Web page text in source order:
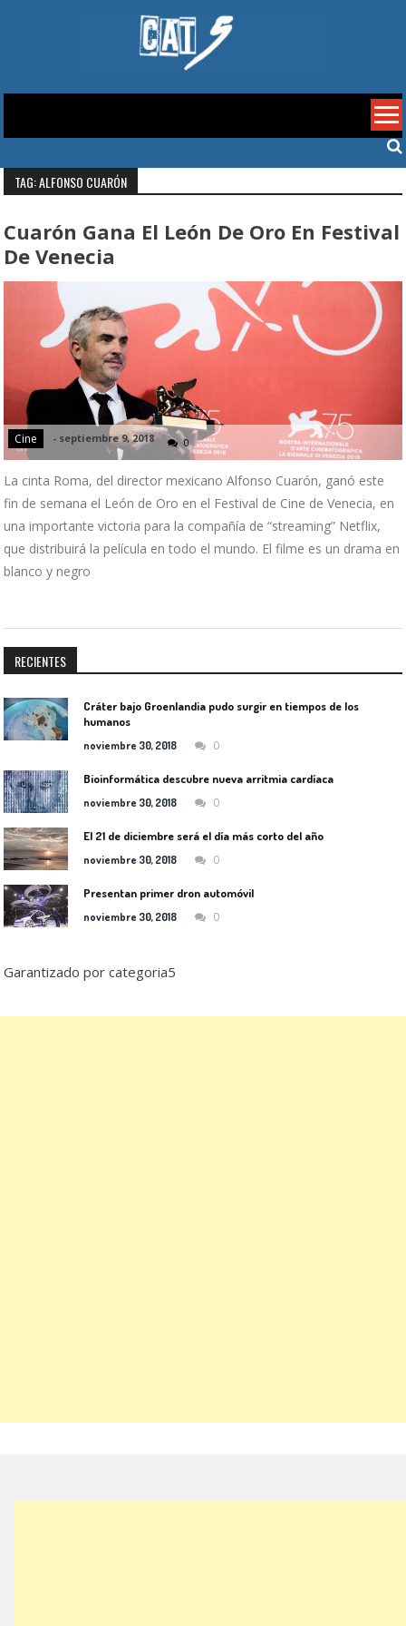
Cat 5
TAG: ALFONSO CUARÓN
Cuarón Gana El León De Oro En Festival
De Venecia
Cine - septiembre 9, 2018 0
La cinta Roma, del director mexicano Alfonso Cuarón, ganó este
fin de semana el León de Oro en el Festival de Cine de Venecia, en
una importante victoria para la compañía de “streaming” Netflix,
que distribuirá la película en todo el mundo. El filme es un drama en
blanco y negro
RECIENTES
Cráter bajo Groenlandia pudo surgir en tiempos de los
humanos
noviembre 30, 2018 0
Bioinformática descubre nueva arritmia cardíaca
noviembre 30, 2018 0
El 21 de diciembre será el día más corto del año
noviembre 30, 2018 0
Presentan primer dron automóvil
noviembre 30, 2018 0
Garantizado por categoria5